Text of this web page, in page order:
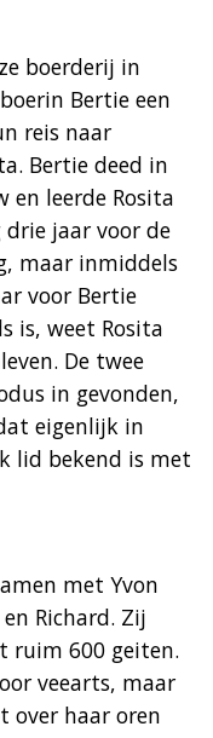
boerderij in
Bertie een
reis naar
Bertie deed in
en leerde Rosita
jaar voor de
maar inmiddels
voor Bertie
is, weet Rosita
De twee
in gevonden,
eigenlijk in
lid bekend is met
met Yvon
Richard. Zij
ruim 600 geiten.
veearts, maar
over haar oren